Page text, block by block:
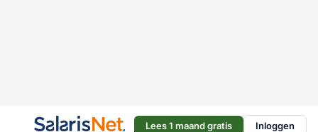
Lees 1 maand gratis Inloggen